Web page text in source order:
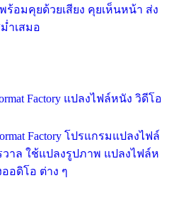
ร้อมคุยด้วยเสียง คุยเห็นหน้า ส่ง
ำเสมอ
Factory แปลงไฟล์หนัง วิดีโอ
Factory โปรแกรมแปลงไฟล์
าล ใช้แปลงรูปภาพ แปลงไฟล์ห
ออดิโอ ต่าง ๆ